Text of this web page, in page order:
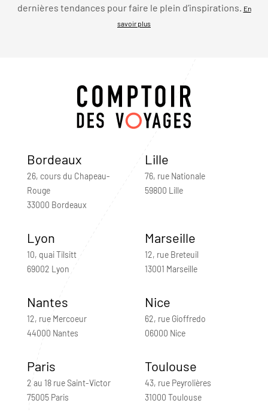
dernières tendances pour faire le plein d’inspirations.
En
savoir plus
Bordeaux
26, cours du Chapeau-
Rouge
33000 Bordeaux
Lille
76, rue Nationale
59800 Lille
Lyon
10, quai Tilsitt
69002 Lyon
Marseille
12, rue Breteuil
13001 Marseille
Nantes
12, rue Mercoeur
44000 Nantes
Nice
62, rue Gioffredo
06000 Nice
Paris
2 au 18 rue Saint-Victor
75005 Paris
Toulouse
43, rue Peyrolières
31000 Toulouse